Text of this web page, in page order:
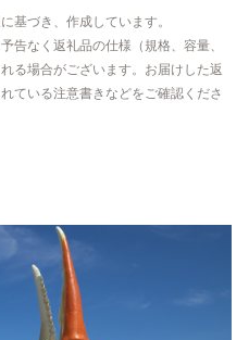
基づき、作成しています。
告なく返礼品の仕様（規格、容量、
る場合がございます。お届けした返
ている注意書きなどをご確認くださ